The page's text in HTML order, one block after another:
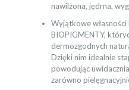
nawilżona, jędrna,
Wyjątkowe
BIOPIGMENTY,
dermozgodnych
Dzięki nim idealnie
powodując
zarówno